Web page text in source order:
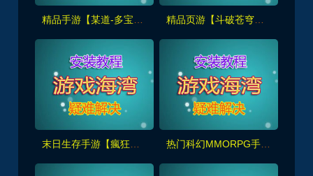
精品页游【斗破苍穹神境修复版】最新一键端+Linux手工服务端+管理后台+详细搭建教程
热门科幻MMORPG手游【源战役2】最新一键端+GM后台+Linux手工端+视频教程